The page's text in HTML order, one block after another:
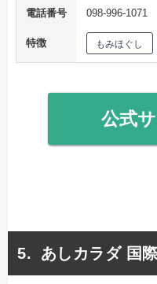
電話番号
098-996-1071
特徴 もみほぐし
公式
あしカラダ 国